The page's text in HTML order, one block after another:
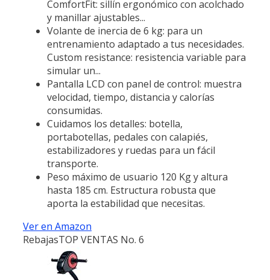
ComfortFit: sillín ergonómico con acolchado
y manillar ajustables...
Volante de inercia de 6 kg: para un
entrenamiento adaptado a tus necesidades.
Custom resistance: resistencia variable para
simular un...
Pantalla LCD con panel de control: muestra
velocidad, tiempo, distancia y calorías
consumidas.
Cuidamos los detalles: botella,
portabotellas, pedales con calapiés,
estabilizadores y ruedas para un fácil
transporte.
Peso máximo de usuario 120 Kg y altura
hasta 185 cm. Estructura robusta que
aporta la estabilidad que necesitas.
Ver en Amazon
RebajasTOP VENTAS No. 6